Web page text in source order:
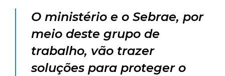
O ministério e o Sebrae, por
meio deste grupo de
trabalho, vão trazer
soluções para proteger o